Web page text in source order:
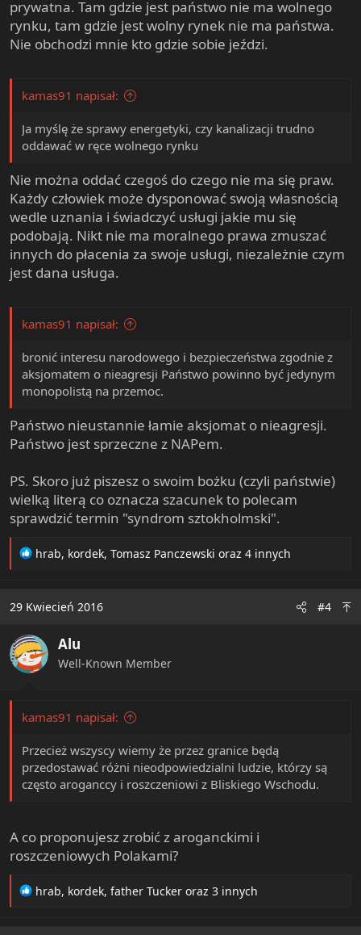
prywatna. Tam gdzie jest państwo nie ma wolnego
rynku, tam gdzie jest wolny rynek nie ma państwa.
Nie obchodzi mnie kto gdzie sobie jeździ.
kamas91 napisał:
Ja myślę że sprawy energetyki, czy kanalizacji trudno
oddawać w ręce wolnego rynku
Nie można oddać czegoś do czego nie ma się praw.
Każdy człowiek może dysponować swoją własnością
wedle uznania i świadczyć usługi jakie mu się
podobają. Nikt nie ma moralnego prawa zmuszać
innych do płacenia za swoje usługi, niezależnie czym
jest dana usługa.
kamas91 napisał:
bronić interesu narodowego i bezpieczeństwa zgodnie z
aksjomatem o nieagresji Państwo powinno być jedynym
monopolistą na przemoc.
Państwo nieustannie łamie aksjomat o nieagresji.
Państwo jest sprzeczne z NAPem.
PS. Skoro już piszesz o swoim bożku (czyli państwie)
wielką literą co oznacza szacunek to polecam
sprawdzić termin "syndrom sztokholmski".
R
t
o
n
s
hrab, kordek, Tomasz Panczewski oraz 4 innych
29 Kwiecień 2016 #4
Alu
Well-Known Member
kamas91 napisał:
Przecież wszyscy wiemy że przez granice będą
przedostawać różni nieodpowiedzialni ludzie, którzy są
często aroganccy i roszczeniowi z Bliskiego Wschodu.
A co proponujesz zrobić z aroganckimi i
roszczeniowych Polakami?
R
hrab, kordek, father Tucker oraz 3 innych